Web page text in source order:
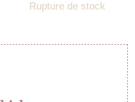
Rupture de stock